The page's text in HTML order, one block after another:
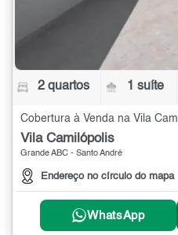
2 quartos 1 suíte
Cobertura à Venda na Vila
Vila Camilópolis
Grande ABC - Santo André
Endereço no círculo do mapa
WhatsApp